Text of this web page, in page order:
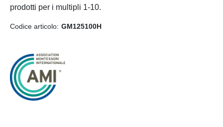
prodotti per i multipli 1-10.
Codice articolo: GM125100H